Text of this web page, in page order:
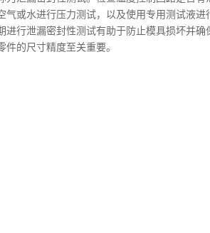
或水进行压力测试，以及使用专用测试液进
行泄漏密封性测试有助于防止模具损坏并确
的尺寸精度至关重要。